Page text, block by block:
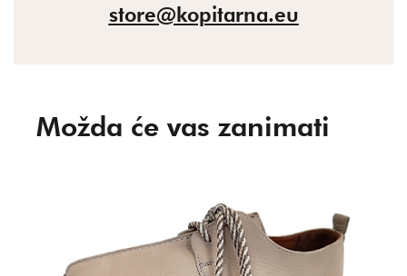
store@kopitarna.eu
Možda će vas zanimati